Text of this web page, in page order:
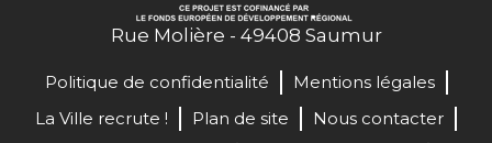
Rue Molière - 49408 Saumur
Politique de confidentialité
Mentions légales
La Ville recrute !
Plan de site
Nous contacter